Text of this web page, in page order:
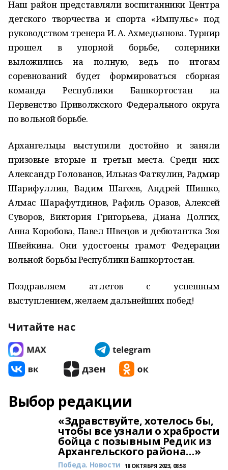
Наш район представляли воспитанники Центра
детского творчества и спорта «Импульс» под
руководством тренера И. А. Ахмедьянова. Турнир
прошел в упорной борьбе, соперники
выложились на полную, ведь по итогам
соревнований будет формироваться сборная
команда Республики Башкортостан на
Первенство Приволжского Федерального округа
по вольной борьбе.
Архангельцы выступили достойно и заняли
призовые вторые и третьи места. Среди них:
Александр Голованов, Ильназ Фаткулин, Радмир
Шарифуллин, Вадим Шагеев, Андрей Шишко,
Алмас Шарафутдинов, Рафиль Оразов, Алексей
Суворов, Виктория Григорьева, Диана Долгих,
Анна Коробова, Павел Швецов и дебютантка Зоя
Швейкина. Они удостоены грамот Федерации
вольной борьбы Республики Башкортостан.
Поздравляем атлетов с успешным
выступлением, желаем дальнейших побед!
Читайте нас
Выбор редакции
«Здравствуйте, хотелось бы,
чтобы все узнали о храбрости
бойца с позывным Редик из
Архангельского района…»
Победа. Новости 18 ОКТЯБРЯ 2023, 08:58